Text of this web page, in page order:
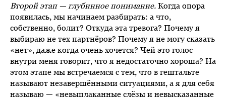
Второй этап — глубинное понимание. Когда опора
появилась, мы начинаем разбирать: а что,
собственно, болит? Откуда эта тревога? Почему я
выбираю не тех партнёров? Почему я не могу сказать
«нет», даже когда очень хочется? Чей это голос
внутри меня говорит, что я недостаточно хороша? На
этом этапе мы встречаемся с тем, что в гештальте
называют незавершёнными ситуациями, а я для себя
называю — «невыплаканные слёзы и невысказанные